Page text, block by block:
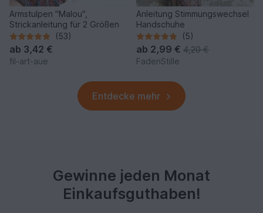
Armstulpen "Malou",
Strickanleitung für 2 Größen
(53)
ab 3,42 €
fil-art-aue
Anleitung Stimmungswechsel
Handschuhe
(5)
ab 2,99 € 4,20 €
FadenStille
Entdecke mehr
Gewinne jeden Monat
Einkaufsguthaben!